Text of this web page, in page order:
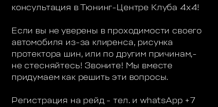
консультация в Тюнинг-Центре Клуба 4х4!
Если вы не уверены в проходимости своего
автомобиля из-за клиренса, рисунка
протектора шин, или по другим причинам,-
не стесняйтесь! Звоните! Мы вместе
придумаем как решить эти вопросы.
Регистрация на рейд - тел. и whatsАpp +7